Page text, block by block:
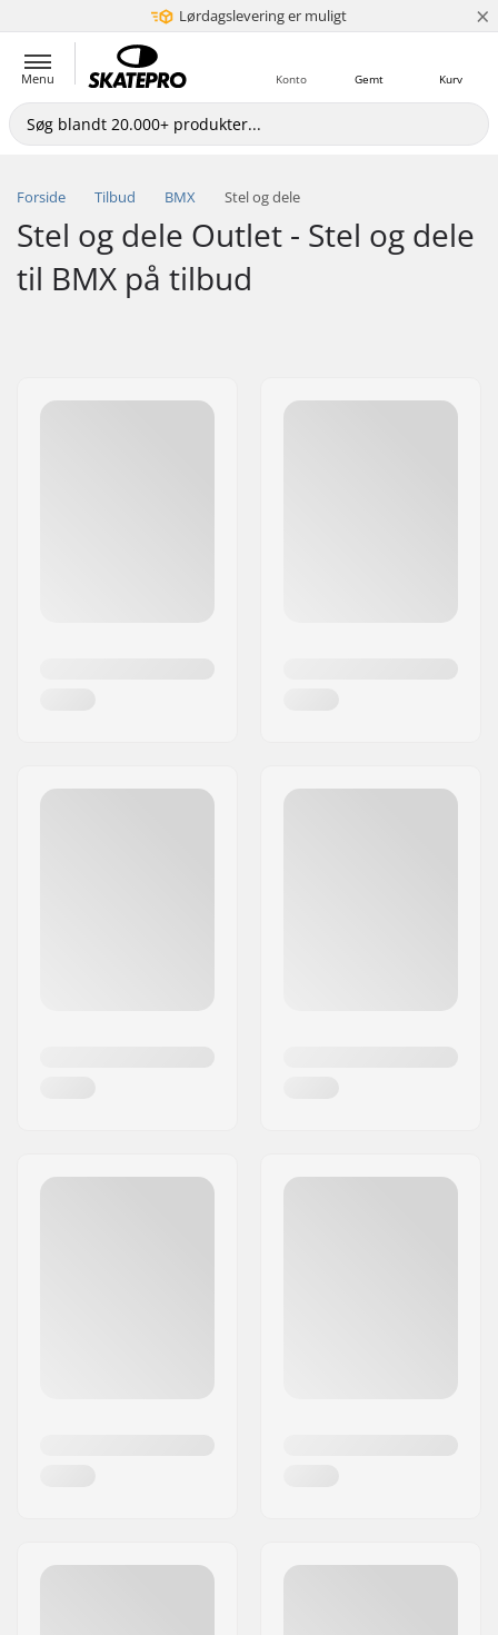
Lørdagslevering er muligt
5+ mio. kunder ×
Menu Kurv
Gemt
Konto
Forside Tilbud BMX Stel og dele
Stel og dele Outlet - Stel og dele
til BMX på tilbud